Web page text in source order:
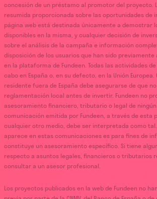
concesión de un préstamo al promotor del proyecto.
resumida proporcionada sobre las oportunidades de
página web está destinada únicamente a demostrar
disponibles en la misma, y cualquier decisión de
sobre el análisis de la campaña e información
disposición de los usuarios que han sido
en la plataforma de Fundeen. Todas las actividades
cabo en España o, en su defecto, en la Unión
residente fuera de España debe asegurarse de que
reglamentación local antes de invertir. Fundeen no
asesoramiento financiero, tributario o legal de
comunicación emitida por Fundeen, a través de esta
cualquier otro medio, debe ser interpretada como
aparece en estas comunicaciones es para fines de
constituye un asesoramiento específico. Si tiene
respecto a asuntos legales, financieros o tributarios
consultar a un asesor profesional.
Los proyectos publicados en la web de Fundeen no